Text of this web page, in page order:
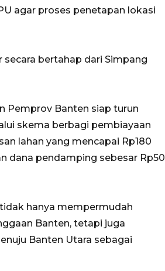
agar proses penetapan lokasi
bertahap dari Simpang
Pemprov Banten siap turun
skema berbagi pembiayaan
lahan yang mencapai Rp180
dana pendamping sebesar Rp50
hanya mempermudah
Banten, tetapi juga
Banten Utara sebagai
asah naluri
Juli 2026